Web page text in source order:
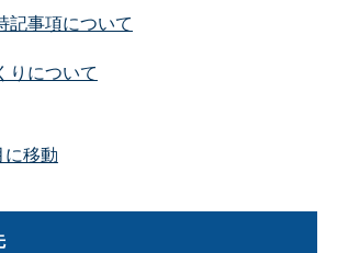
記事項について
りについて
に移動